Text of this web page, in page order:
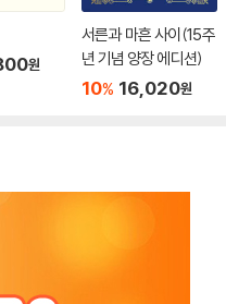
원
서른과 마흔 사이(15주
년 기념 양장 에디션)
10% 16,020원